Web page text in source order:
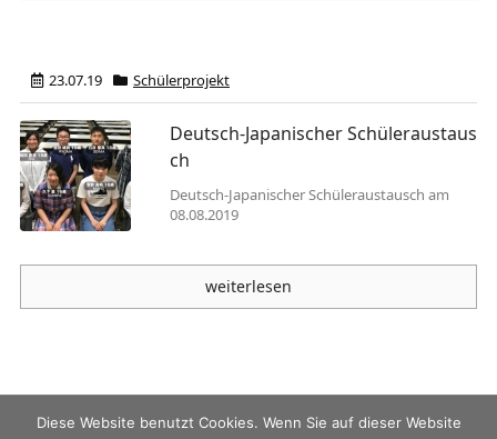
23.07.19 Schülerprojekt
Deutsch-Japanischer Schüleraustaus
ch
Deutsch-Japanischer Schüleraustausch am
08.08.2019
weiterlesen
Diese Website benutzt Cookies. Wenn Sie auf dieser Website